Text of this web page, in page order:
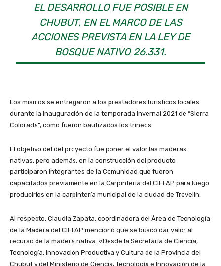
EL DESARROLLO FUE POSIBLE EN
CHUBUT, EN EL MARCO DE LAS
ACCIONES PREVISTA EN LA LEY DE
BOSQUE NATIVO 26.331.
Los mismos se entregaron a los prestadores turísticos locales
durante la inauguración de la temporada invernal 2021 de “Sierra
Colorada”, como fueron bautizados los trineos.
El objetivo del del proyecto fue poner el valor las maderas
nativas, pero además, en la construcción del producto
participaron integrantes de la Comunidad que fueron
capacitados previamente en la Carpintería del CIEFAP para luego
producirlos en la carpintería municipal de la ciudad de Trevelin.
Al respecto, Claudia Zapata, coordinadora del Área de Tecnología
de la Madera del CIEFAP mencionó que se buscó dar valor al
recurso de la madera nativa. «Desde la Secretaria de Ciencia,
Tecnología, Innovación Productiva y Cultura de la Provincia del
Chubut y del Ministerio de Ciencia, Tecnología e Innovación de la